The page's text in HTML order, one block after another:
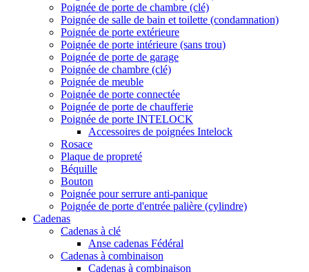
Poignée de porte de chambre (clé)
Poignée de salle de bain et toilette (condamnation)
Poignée de porte extérieure
Poignée de porte intérieure (sans trou)
Poignée de porte de garage
Poignée de chambre (clé)
Poignée de meuble
Poignée de porte connectée
Poignée de porte de chaufferie
Poignée de porte INTELOCK
Accessoires de poignées Intelock
Rosace
Plaque de propreté
Béquille
Bouton
Poignée pour serrure anti-panique
Poignée de porte d'entrée palière (cylindre)
Cadenas
Cadenas à clé
Anse cadenas Fédéral
Cadenas à combinaison
Cadenas à combinaison